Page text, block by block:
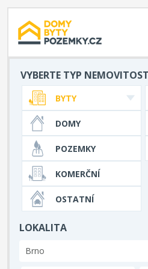
VYBERTE TYP
BYTY
DOMY
POZEMKY
KOMERČNÍ
OSTATNÍ
LOKALITA